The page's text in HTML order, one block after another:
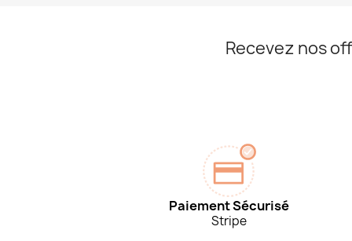
Recevez nos
Paiement Sécurisé
Stripe